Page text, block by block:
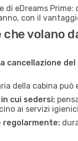
di eDreams
con il
volano
cancellazione del
della cabina
cui sedersi:
ai servizi
regolarmente: